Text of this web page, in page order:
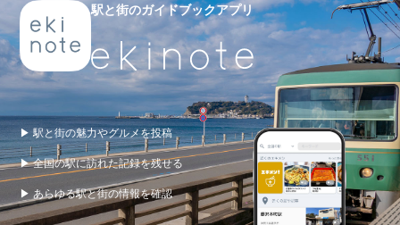
駅と街のガイドブックアプリ
▶ 駅と街の魅力やグルメを投稿
▶ 全国の駅に訪れた記録を残せる
▶ あらゆる駅と街の情報を確認